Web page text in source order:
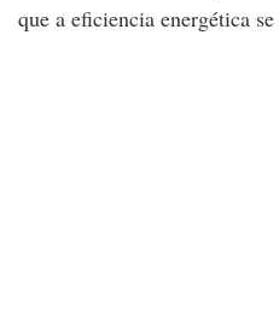
que a eficiencia energética